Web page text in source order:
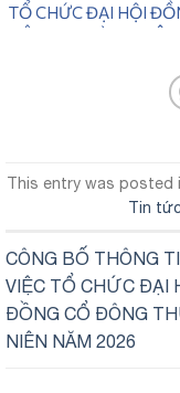
TỔ CHỨC ĐẠI HỘI
This entry was posted
Tin
CÔNG BỐ THÔNG
VIỆC TỔ CHỨC ĐẠI
ĐỒNG CỔ ĐÔNG
NIÊN NĂM 2026